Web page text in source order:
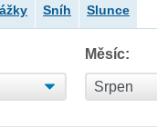
Sníh Slunce
Měsíc: